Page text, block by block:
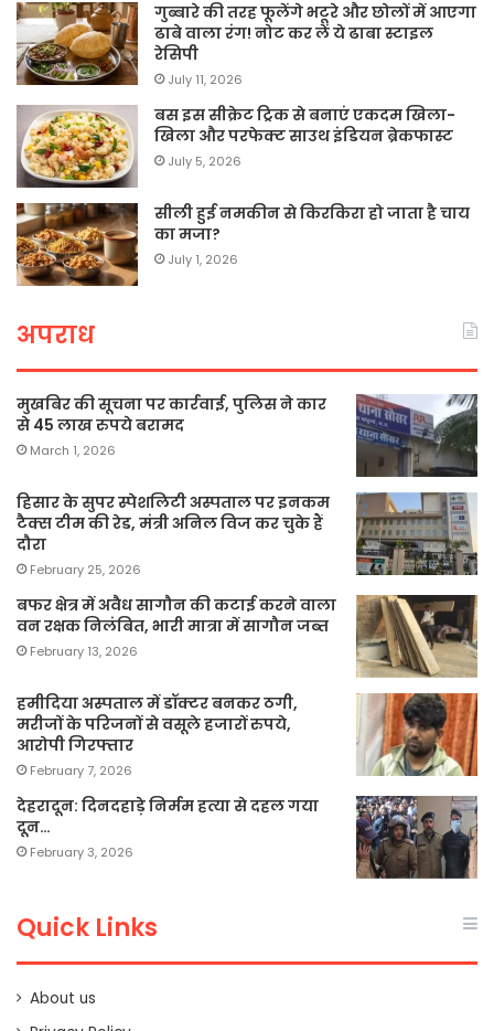
गुब्बारे की तरह फूलेंगे भटूरे और छोलों में आएगा
ढाबे वाला रंग! नोट कर लें ये ढाबा स्टाइल
रेसिपी
July 11, 2026
बस इस सीक्रेट ट्रिक से बनाएं एकदम खिला-
खिला और परफेक्ट साउथ इंडियन ब्रेकफास्ट
July 5, 2026
सीली हुई नमकीन से किरकिरा हो जाता है चाय
का मजा?
July 1, 2026
अपराध
मुखबिर की सूचना पर कार्रवाई, पुलिस ने कार
से 45 लाख रुपये बरामद
March 1, 2026
हिसार के सुपर स्पेशलिटी अस्पताल पर इनकम
टैक्स टीम की रेड, मंत्री अनिल विज कर चुके हैं
दौरा
February 25, 2026
बफर क्षेत्र में अवैध सागौन की कटाई करने वाला
वन रक्षक निलंबित, भारी मात्रा में सागौन जब्त
February 13, 2026
हमीदिया अस्पताल में डॉक्टर बनकर ठगी,
मरीजों के परिजनों से वसूले हजारों रुपये,
आरोपी गिरफ्तार
February 7, 2026
देहरादून: दिनदहाड़े निर्मम हत्या से दहल गया
दून…
February 3, 2026
Quick Links
About us